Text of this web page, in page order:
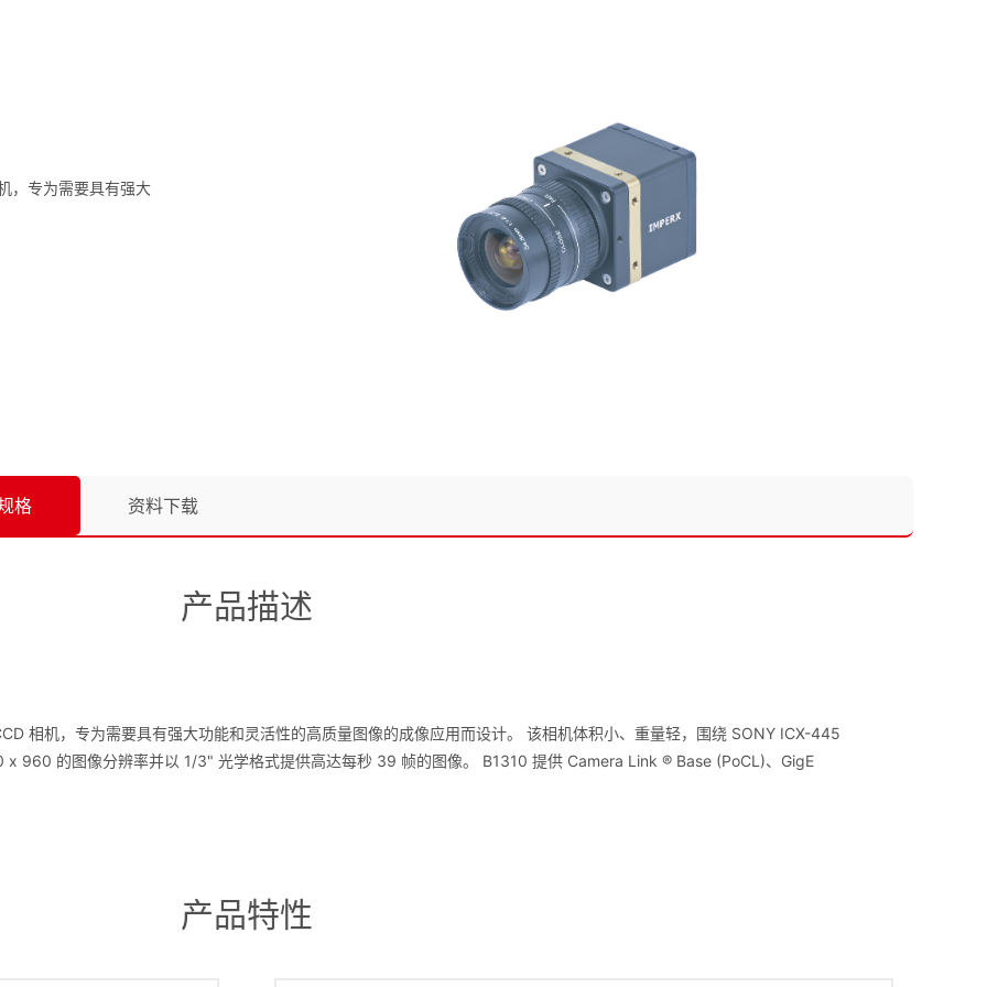
，专为需要具有强大
格 资料下载
产品描述
相机，专为需要具有强大功能和灵活性的高质量图像的成像应用而设计。 该相机体积小、重量轻，围绕 SONY ICX-445
x 960 的图像分辨率并以 1/3" 光学格式提供高达每秒 39 帧的图像。 B1310 提供 Camera Link ® Base (PoCL)、GigE
产品特性